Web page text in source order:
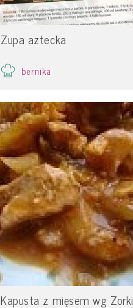
Zupa aztecka
bernika
Kapusta z mięsem wg Zorki